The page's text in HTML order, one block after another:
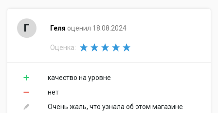
Г Геля оценил 18.08.2024
Оценка:
качество на уровне
нет
Очень жаль, что узнала об этом магазине